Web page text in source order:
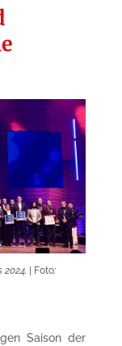
| Foto:
Saison der